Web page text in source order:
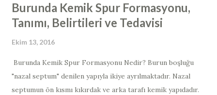
Burunda Kemik Spur Formasyonu,
Tanımı, Belirtileri ve Tedavisi
Ekim 13, 2016
Burunda Kemik Spur Formasyonu Nedir? Burun boşluğu
"nazal septum" denilen yapıyla ikiye ayrılmaktadır. Nazal
septumun ön kısmı kıkırdak ve arka tarafı kemik yapıdadır. ​​ ​​ ​